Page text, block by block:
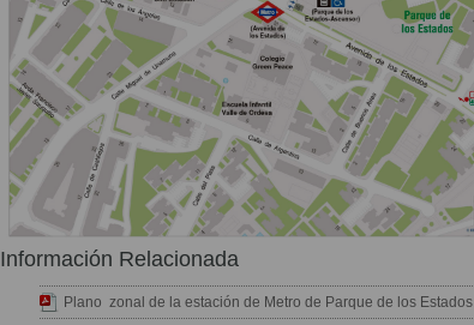
Información Relacionada
Plano zonal de la estación de Metro de Parque de los Estados